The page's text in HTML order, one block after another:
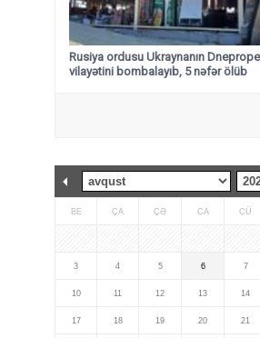
Rusiya ordusu Ukraynanın
vilayətini bombalayıb, 5 nəfər ölüb
BE ÇA ÇƏ CA CÜ
3 4 5 6 7
10 11 12 13 14
17 18 19 20 21